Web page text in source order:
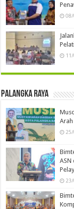
Palangka Raya
ASN